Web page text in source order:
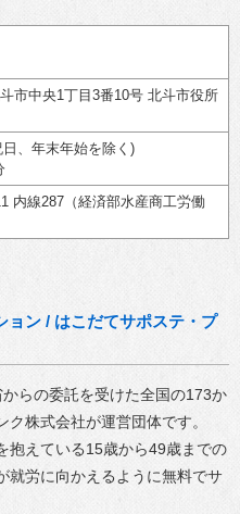
市中央1丁目3番10号 北斗市役所
、年末年始を除く)
内線287（経済部水産商工労働
ョン / はこだてサポステ・プ
らの委託を受けた全国の173か
株式会社が運営団体です。
抱えている15歳から49歳までの
労に向かえるように無料でサ